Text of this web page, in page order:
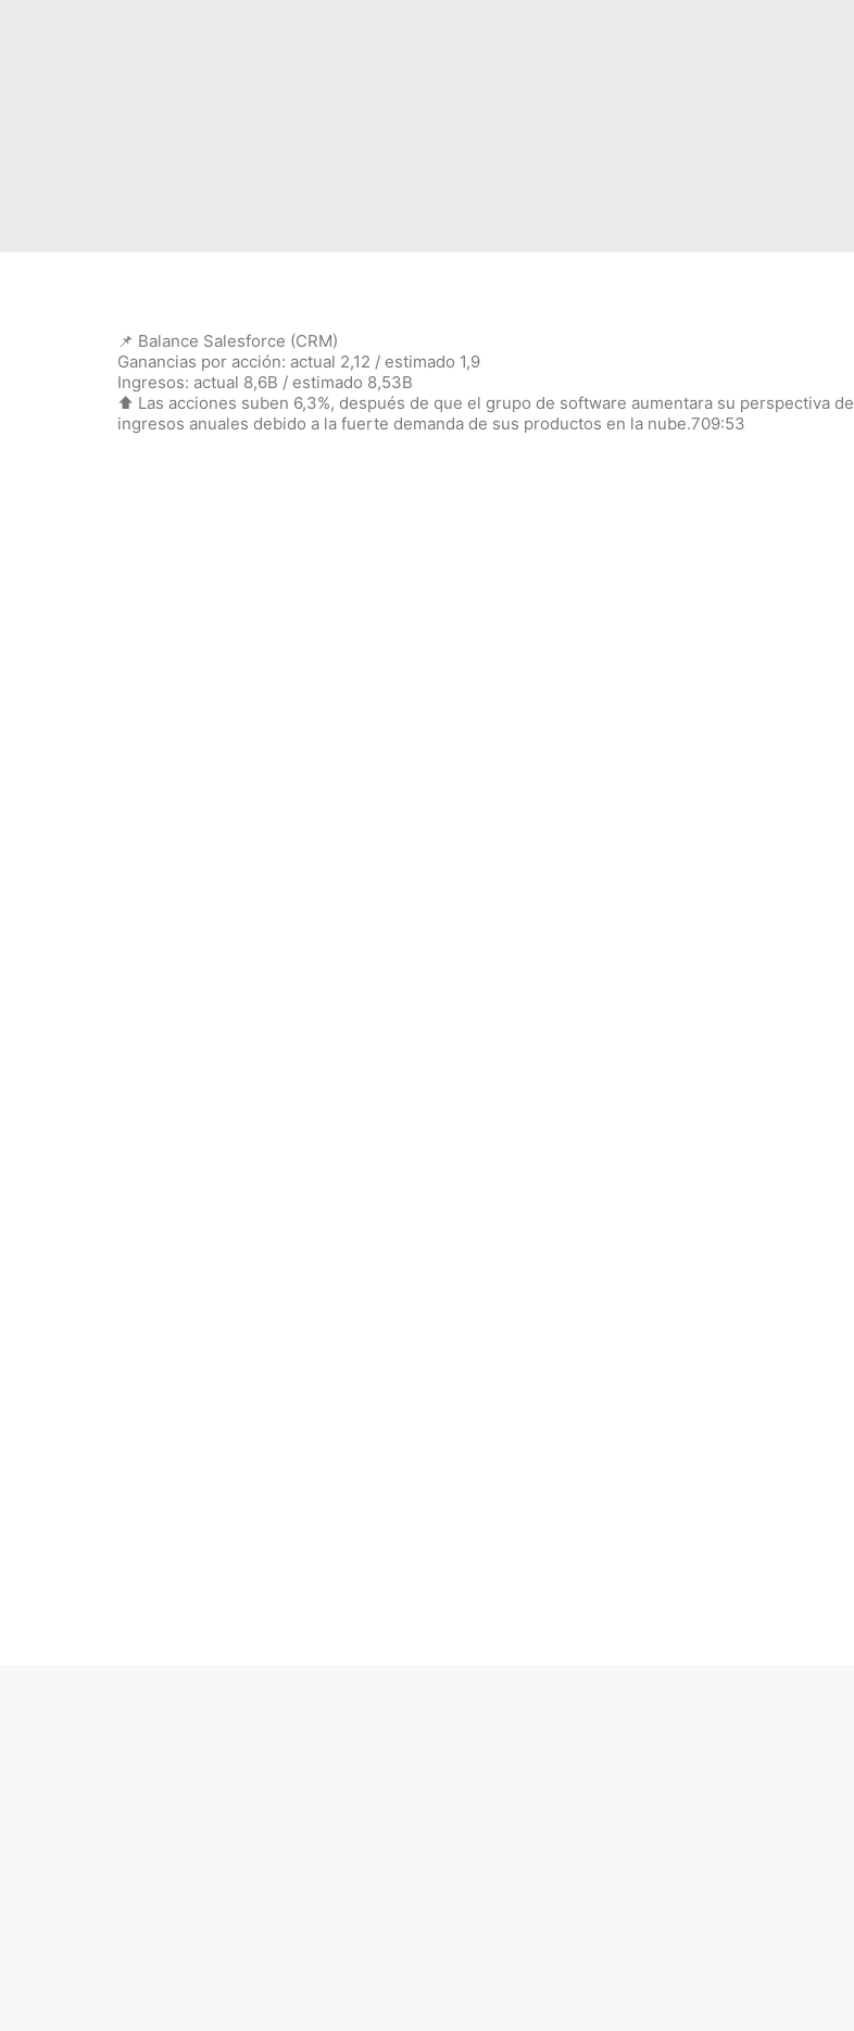
📌 Balance Salesforce (CRM)
Ganancias por acción: actual 2,12 / estimado 1,9
Ingresos: actual 8,6B / estimado 8,53B
⬆️ Las acciones suben 6,3%, después de que el grupo de software aumentara su perspectiva de
ingresos anuales debido a la fuerte demanda de sus productos en la nube.709:53